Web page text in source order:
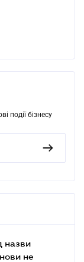
події бізнесу
назви
не